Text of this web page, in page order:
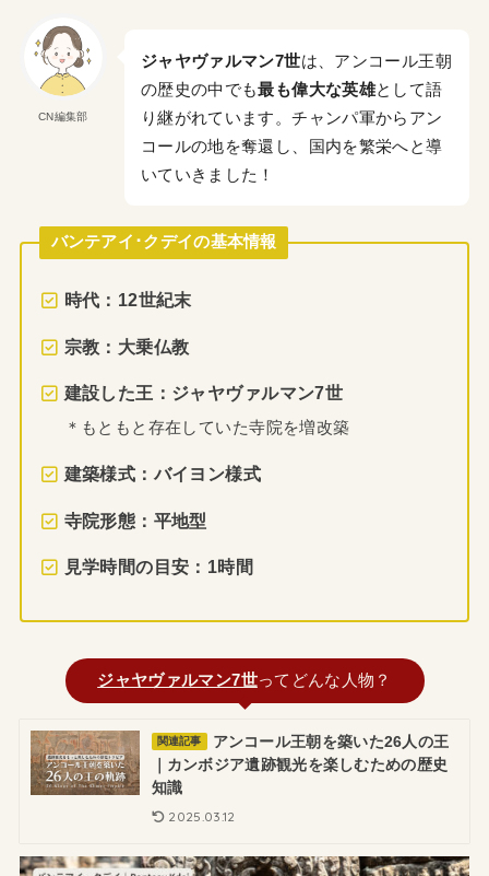
CN編集部
ジャヤヴァルマン7世は、アンコール王朝
の歴史の中でも最も偉大な英雄として語
り継がれています。チャンパ軍からアン
コールの地を奪還し、国内を繁栄へと導
いていきました！
バンテアイ･クデイの基本情報
時代：12世紀末
宗教：大乗仏教
建設した王：ジャヤヴァルマン7世
＊もともと存在していた寺院を増改築
建築様式：バイヨン様式
寺院形態：平地型
見学時間の目安：1時間
ジャヤヴァルマン7世ってどんな人物？
関連記事
アンコール王朝を築いた26人の王
｜カンボジア遺跡観光を楽しむための歴史
知識
2025.03.12